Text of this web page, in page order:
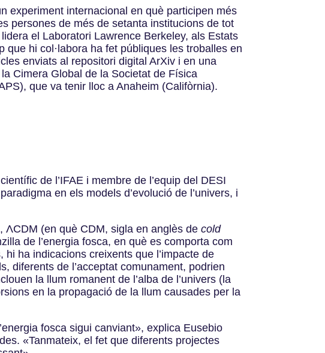
experiment internacional en què participen més
persones de més de setanta institucions de tot
el Laboratori Lawrence Berkeley, als Estats
que hi col·labora ha fet públiques les troballes en
enviats al repositori digital ArXiv i en una
Cimera Global de la Societat de Física
que va tenir lloc a Anaheim (Califòrnia).
de l’IFAE i membre de l’equip del DESI
en els models d’evolució de l’univers, i
ΛCDM (en què CDM, sigla en anglès decold
de l’energia fosca, en què es comporta com
ha indicacions creixents que l’impacte de
diferents de l’acceptat comunament, podrien
la llum romanent de l’alba de l’univers (la
en la propagació de la llum causades per la
fosca sigui canviant», explica Eusebio
«Tanmateix, el fet que diferents projectes